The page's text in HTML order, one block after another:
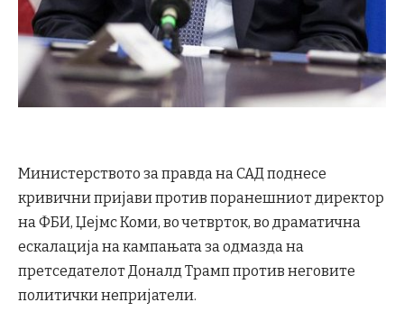
Министерството за правда на САД поднесе
кривични пријави против поранешниот директор
на ФБИ, Џејмс Коми, во четврток, во драматична
ескалација на кампањата за одмазда на
претседателот Доналд Трамп против неговите
политички непријатели.